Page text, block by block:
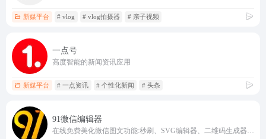
新媒平台 # vlog # vlog拍摄器 # 亲子视频
一点号
高度智能的新闻资讯应用
新媒平台 # 一点资讯 # 个性化新闻 # 头条
91微信编辑器